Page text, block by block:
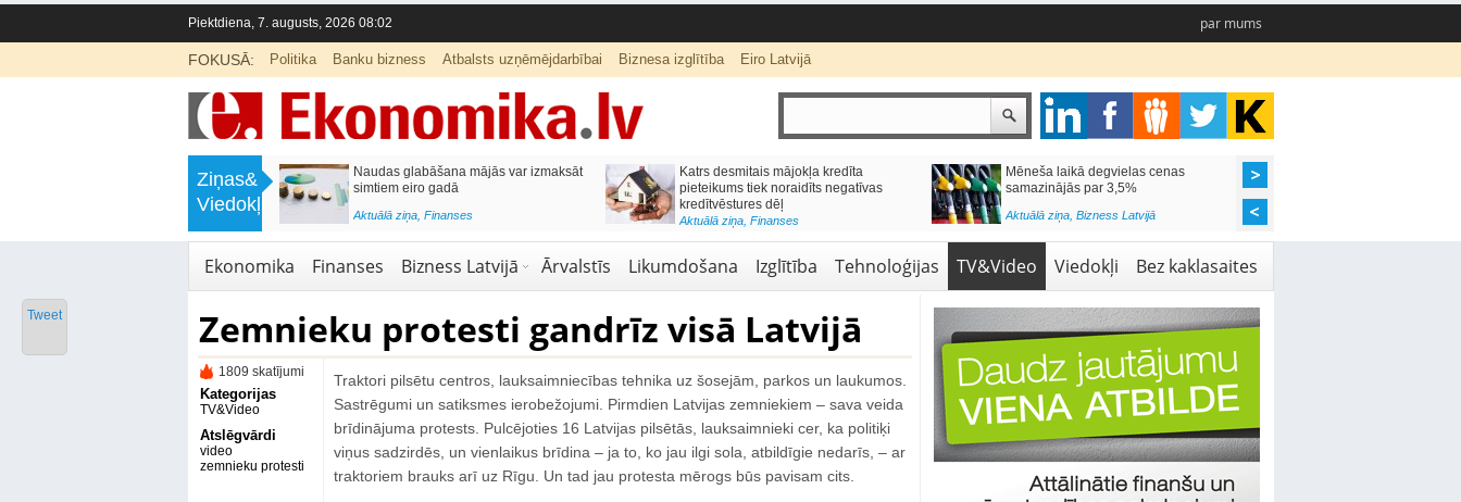
Piektdiena, 7. augusts, 2026 08:02 par mums
FOKUSĀ: Politika Banku bizness Atbalsts uzņēmējdarbībai Biznesa izglītība Eiro Latvijā
Ziņas&
Viedokļi
Septiņos mēnešos Vivi vilcienos
pārvadāti 12 miljoni pasažieru; jūlijā
Naudas glabāšana mājās var izmaksāt
simtiem eiro gadā
Aktuālā ziņa, Finanses
Katrs desmitais mājokļa kredīta
pieteikums tiek noraidīts negatīvas
kredītvēstures dēļ
Aktuālā ziņa, Finanses
Mēneša laikā degvielas cenas
samazinājās par 3,5%
Aktuālā ziņa, Bizness Latvijā
Ekonomika Finanses Bizness Latvijā Ārvalstīs Likumdošana Izglītība Tehnoloģijas TV&Video Viedokļi Bez kaklasaites
Zemnieku protesti gandrīz visā Latvijā
1809 skatījumi
Kategorijas
TV&Video
Atslēgvārdi
video
zemnieku protesti
Traktori pilsētu centros, lauksaimniecības tehnika uz šosejām, parkos un laukumos.
Sastrēgumi un satiksmes ierobežojumi. Pirmdien Latvijas zemniekiem – sava veida
brīdinājuma protests. Pulcējoties 16 Latvijas pilsētās, lauksaimnieki cer, ka politiķi
viņus sadzirdēs, un vienlaikus brīdina – ja to, ko jau ilgi sola, atbildīgie nedarīs, – ar
traktoriem brauks arī uz Rīgu. Un tad jau protesta mērogs būs pavisam cits.
Tweet